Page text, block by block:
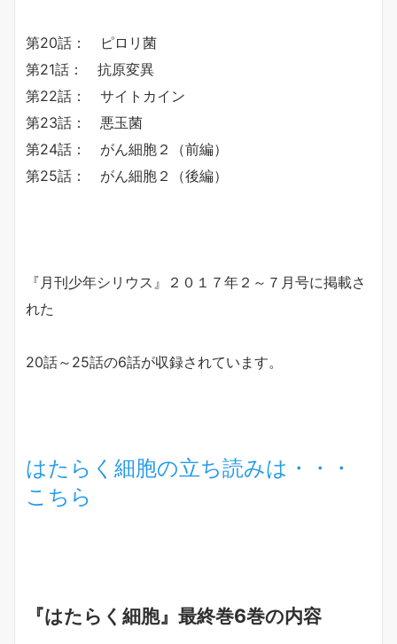
第20話： ピロリ菌
第21話： 抗原変異
第22話： サイトカイン
第23話： 悪玉菌
第24話： がん細胞２（前編）
第25話： がん細胞２（後編）
『月刊少年シリウス』２０１７年２～７月号に掲載さ
れた
20話～25話の6話が収録されています。
はたらく細胞の立ち読みは・・・
こちら
『はたらく細胞』最終巻6巻の内容